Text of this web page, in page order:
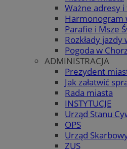
Ważne adresy
Harmonogram
Parafie i Msze
Rozkłady
Pogoda w
ADMINISTRACJA
Prezydent
Jak załatwić
Rada miasta
INSTYTUCJE
Urząd Stanu
OPS
Urząd
ZUS